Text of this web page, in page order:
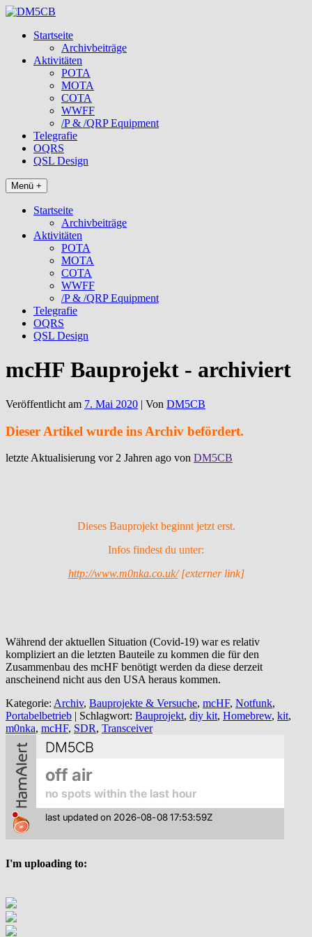
Zum
springenStartseite
Archivbeiträge
Aktivitäten
POTA
MOTA
COTA
WWFF
/P & /QRP Equipment
Telegrafie
OQRS
QSL Design
Menü +
Startseite
Archivbeiträge
Aktivitäten
POTA
MOTA
COTA
WWFF
/P & /QRP Equipment
Telegrafie
OQRS
QSL Design
mcHF Bauprojekt - archiviert
Veröffentlicht am 7. Mai 2020 | Von DM5CB
Dieser Artikel wurde ins Archiv befördert.
letzte Aktualisierung vor 2 Jahren ago von DM5CB
Dieses Bauprojekt beginnt jetzt erst.
Infos findest du unter:
http://www.m0nka.co.uk/[externer link]
Während der aktuellen Situation (Covid-19) war es relativ
kompliziert an die letzten Bauteile zu kommen die für den
Zusammenbau des mcHF benötigt werden da diese derzeit
anscheinend nicht aus den USA heraus kommen.
Kategorie: Archiv, Bauprojekte & Versuche, mcHF, Notfunk,
Portabelbetrieb | Schlagwort: Bauprojekt, diy kit, Homebrew, kit,
m0nka, mcHF, SDR, Transceiver
I'm uploading to: